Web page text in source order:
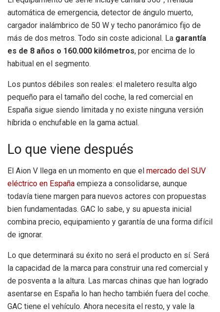
automática de emergencia, detector de ángulo muerto,
cargador inalámbrico de 50 W y techo panorámico fijo de
más de dos metros. Todo sin coste adicional. La garantía
es de 8 años o 160.000 kilómetros, por encima de lo
habitual en el segmento.
Los puntos débiles son reales: el maletero resulta algo
pequeño para el tamaño del coche, la red comercial en
España sigue siendo limitada y no existe ninguna versión
híbrida o enchufable en la gama actual.
Lo que viene después
El Aion V llega en un momento en que el mercado del SUV
eléctrico en España empieza a consolidarse, aunque
todavía tiene margen para nuevos actores con propuestas
bien fundamentadas. GAC lo sabe, y su apuesta inicial
combina precio, equipamiento y garantía de una forma difícil
de ignorar.
Lo que determinará su éxito no será el producto en sí. Será
la capacidad de la marca para construir una red comercial y
de posventa a la altura. Las marcas chinas que han logrado
asentarse en España lo han hecho también fuera del coche.
GAC tiene el vehículo. Ahora necesita el resto, y vale la